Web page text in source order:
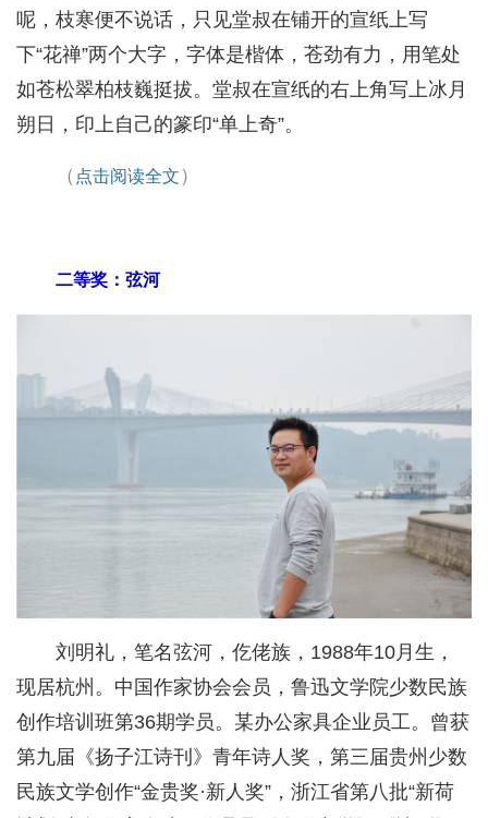
呢，枝寒便不说话，只见堂叔在铺开的宣纸上写
下“花禅”两个大字，字体是楷体，苍劲有力，用笔处
如苍松翠柏枝巍挺拔。堂叔在宣纸的右上角写上冰月
朔日，印上自己的篆印“单上奇”。
（ 点击阅读全文 ）
二等奖：弦河
刘明礼，笔名弦河，仡佬族，1988年10月生，
现居杭州。中国作家协会会员，鲁迅文学院少数民族
创作培训班第36期学员。某办公家具企业员工。曾获
第九届《扬子江诗刊》青年诗人奖，第三届贵州少数
民族文学创作“金贵奖·新人奖”，浙江省第八批“新荷